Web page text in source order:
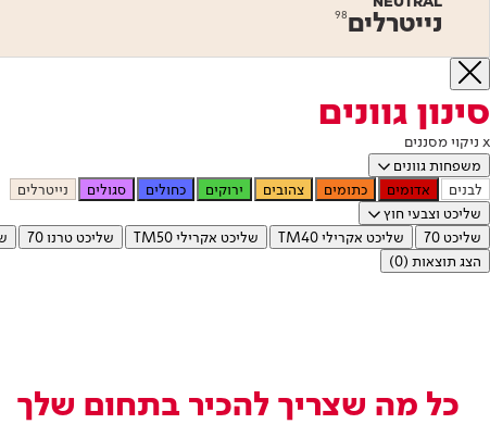
נייטרלים98
סינון גוונים
x ניקוי מסננים
משפחות גוונים
לבנים
אדומים כתומים צהובים ירוקים כחולים סגולים
נייטרלים
שליכט וצבעי חוץ
שליכט 70
שליכט אקרילי TM40 שליכט אקרילי TM50 שליכט טרנו 70
הצג תוצאות (0)
כל מה שצריך להכיר בתחום שלך